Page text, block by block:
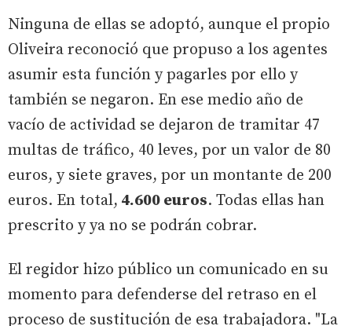
Ninguna de ellas se adoptó, aunque el propio
Oliveira reconoció que propuso a los agentes
asumir esta función y pagarles por ello y
también se negaron. En ese medio año de
vacío de actividad se dejaron de tramitar 47
multas de tráfico, 40 leves, por un valor de 80
euros, y siete graves, por un montante de 200
euros. En total, 4.600 euros. Todas ellas han
prescrito y ya no se podrán cobrar.
El regidor hizo público un comunicado en su
momento para defenderse del retraso en el
proceso de sustitución de esa trabajadora. "La